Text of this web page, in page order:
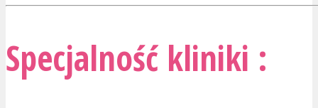
Specjalność kliniki :